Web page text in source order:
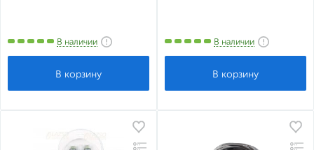
В наличии В наличии